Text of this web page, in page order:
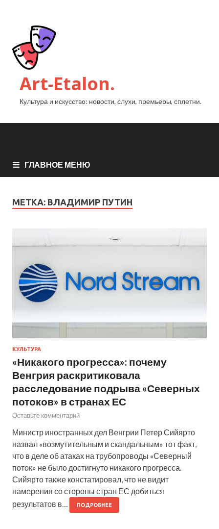
Art-Etalon.
Культура и искусство: новости, слухи, премьеры, сплетни.
ГЛАВНОЕ МЕНЮ
МЕТКА: ВЛАДИМИР ПУТИН
КУЛЬТУРА
«Никакого прогресса»: почему
Венгрия раскритиковала
расследование подрыва «Северных
потоков» в странах ЕС
Оставьте комментарий
Министр иностранных дел Венгрии Петер Сийярто
назвал «возмутительным и скандальным» тот факт,
что в деле об атаках на трубопроводы «Северный
поток» не было достигнуто никакого прогресса.
Сийярто также констатировал, что не видит
намерения со стороны стран ЕС добиться
результатов в…
ПОДРОБНЕЕ